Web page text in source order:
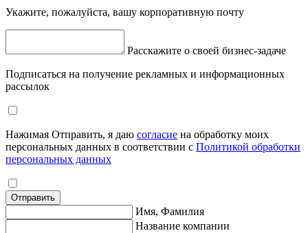
Укажите, пожалуйста, вашу корпоративную почту
Расскажите о своей бизнес-задаче
Подписаться на получение рекламных и информационных
рассылок
Нажимая Отправить, я даю согласие на обработку моих
персональных данных в соответствии с Политикой обработки
персональных данных
Отправить
Имя, Фамилия
Название компании